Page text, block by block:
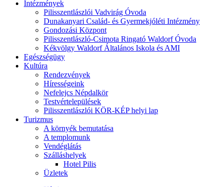
Intézmények
Pilisszentlászlói Vadvirág Óvoda
Dunakanyari Család- és Gyermekjóléti Intézmény
Gondozási Központ
Pilisszentlászló-Csimota Ringató Waldorf Óvoda
Kékvölgy Waldorf Általános Iskola és AMI
Egészségügy
Kultúra
Rendezvények
Hírességeink
Nefelejcs Népdalkör
Testvértelepülések
Pilisszentlászlói KÖR-KÉP helyi lap
Turizmus
A környék bemutatása
A templomunk
Vendéglátás
Szálláshelyek
Hotel Pilis
Üzletek